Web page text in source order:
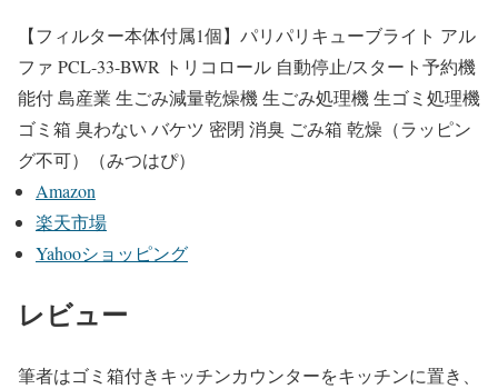
【フィルター本体付属1個】パリパリキューブライト アル
ファ PCL-33-BWR トリコロール 自動停止/スタート予約機
能付 島産業 生ごみ減量乾燥機 生ごみ処理機 生ゴミ処理機
ゴミ箱 臭わない バケツ 密閉 消臭 ごみ箱 乾燥（ラッピン
グ不可）（みつはぴ）
Amazon
楽天市場
Yahooショッピング
レビュー
筆者はゴミ箱付きキッチンカウンターをキッチンに置き、